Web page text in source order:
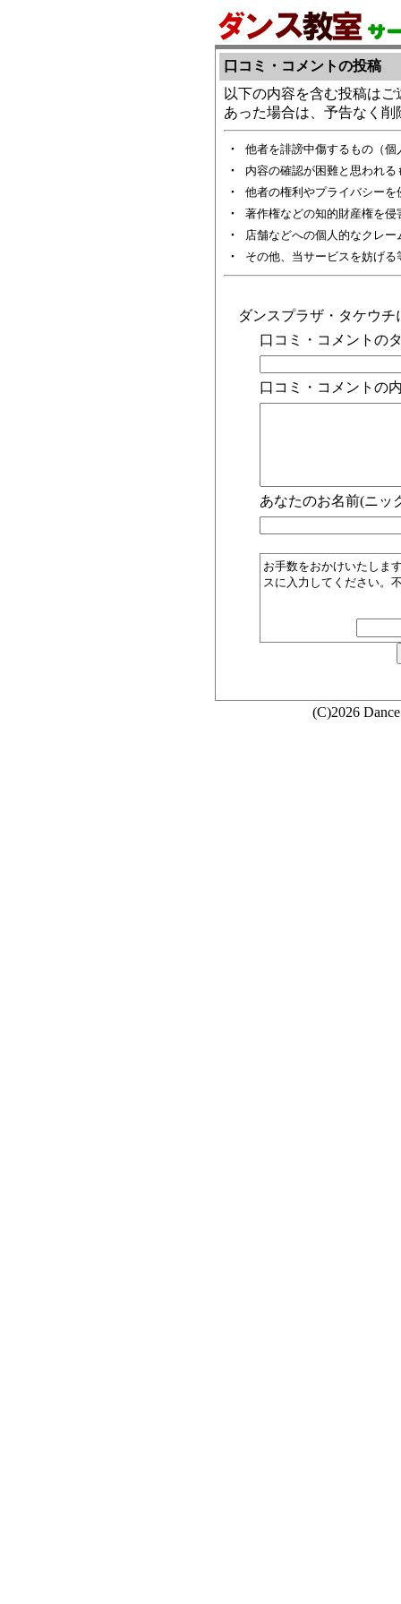
口コミ・コメントの投稿
以下の内容を含む投稿は
あった場合は、予告なく削
・
他者を誹謗中傷するもの（
・
内容の確認が困難と思われ
・
他者の権利やプライバシーを
・
著作権などの知的財産権を侵
・
店舗などへの個人的なクレ
・
その他、当サービスを妨げ
ダンスプラザ・タケウ
口コミ・コメントの
口コミ・コメントの
あなたのお名前(ニッ
お手数をおかけいたしま
スに入力してください。
(C)2026